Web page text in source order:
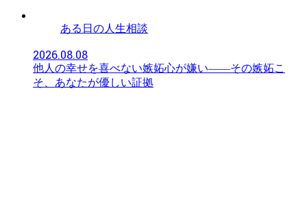
ある日の人生相談
2026.08.08
他人の幸せを喜べない嫉妬心が嫌い——その嫉妬こ
そ、あなたが優しい証拠